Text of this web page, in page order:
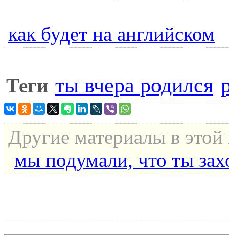
как будет на английском
Теги ты вчера родился
Другие материалы в этой
мы подумали, что ты